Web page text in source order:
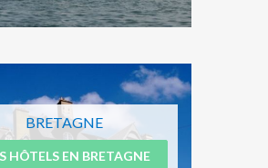
BRETAGNE
HÔTELS EN BRETAGNE